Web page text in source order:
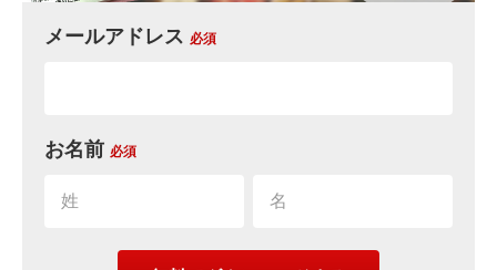
メールアドレス 必須
お名前 必須